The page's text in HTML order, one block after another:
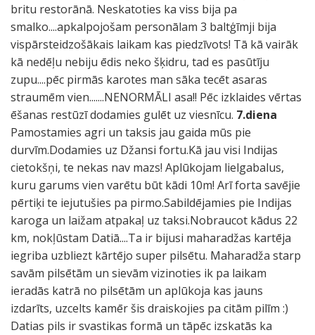
britu restorānā. Neskatoties ka viss bija pa
smalko....apkalpojošam personālam 3 baltģīmji bija
vispārsteidzošākais laikam kas piedzīvots! Tā kā vairāk
kā nedēļu nebiju ēdis neko šķidru, tad es pasūtīju
zupu....pēc pirmās karotes man sāka tecēt asaras
straumēm vien.......NENORMĀLI asa!! Pēc izklaides vērtas
ēšanas restūzī dodamies gulēt uz viesnīcu. 7.diena
Pamostamies agri un taksis jau gaida mūs pie
durvīm.Dodamies uz Džansi fortu.Kā jau visi Indijas
cietokšņi, te nekas nav mazs! Aplūkojam lielgabalus,
kuru garums vien varētu būt kādi 10m! Arī forta savējie
pērtiķi te iejutušies pa pirmo.Sabildējamies pie Indijas
karoga un laižam atpakaļ uz taksi.Nobraucot kādus 22
km, nokļūstam Datiā....Ta ir bijusi maharadžas kartēja
iegriba uzbliezt kārtējo super pilsētu. Maharadža starp
savām pilsētām un sievām vizinoties ik pa laikam
ieradās katrā no pilsētām un aplūkoja kas jauns
izdarīts, uzcelts kamēr šis draiskojies pa citām pilīm :)
Datias pils ir svastikas formā un tāpēc izskatās ka